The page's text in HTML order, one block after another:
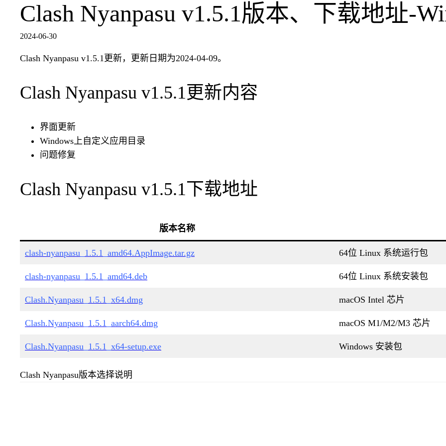
Clash Nyanpasu v1.5.1版本、下载地址-
2024-06-30
Clash Nyanpasu v1.5.1更新，更新日期为2024-04-09。
Clash Nyanpasu v1.5.1更新内容
界面更新
Windows上自定义应用目录
问题修复
Clash Nyanpasu v1.5.1下载地址
版本名称
clash-nyanpasu_1.5.1_amd64.AppImage.tar.gz 64位 Linux 系统运行包
clash-nyanpasu_1.5.1_amd64.deb 64位 Linux 系统安装包
Clash.Nyanpasu_1.5.1_x64.dmg macOS Intel 芯片
Clash.Nyanpasu_1.5.1_aarch64.dmg macOS M1/M2/M3 芯片
Clash.Nyanpasu_1.5.1_x64-setup.exe Windows 安装包
Clash Nyanpasu版本选择说明